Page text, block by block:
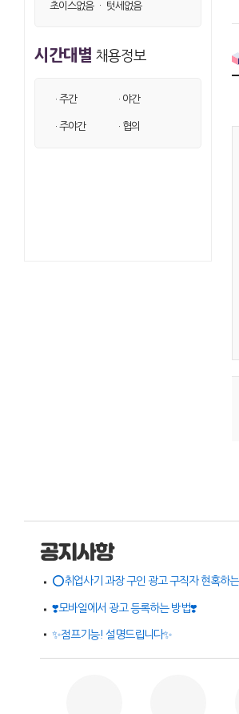
초이스없음 · 텃세없음
시간대별 채용정보
· 주간 · 야간
· 주야간 · 협의
공지사항
❣️모바일에서 광고 등록하는 방법❣️
✨점프기능! 설명드립니다✨